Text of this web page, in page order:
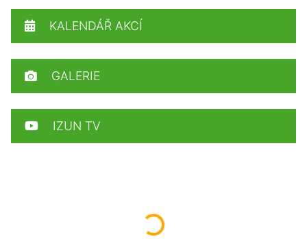
Načítám...
KALENDÁŘ AKCÍ
GALERIE
IZUN TV